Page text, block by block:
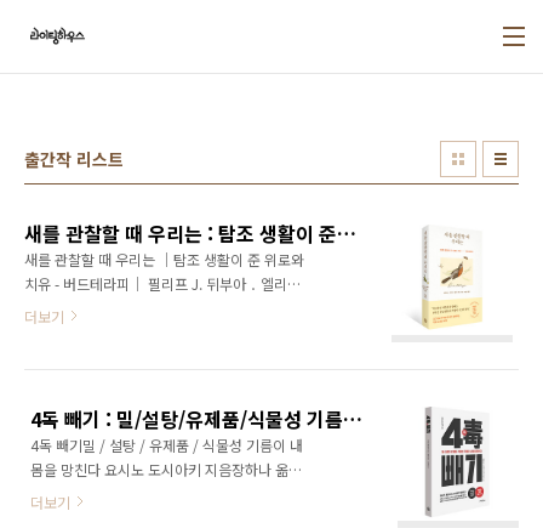
출간작 리스트
새를 관찰할 때 우리는 : 탐조 생활이 준 위로와 치유 - 버드테라피
새를 관찰할 때 우리는 ｜탐조 생활이 준 위로와
치유 - 버드테라피｜ 필리프 J. 뒤부아 ․ 엘리즈
루소 지음 ｜ 박효은 옮김 분야:인문 > 교양 펴낸
만 새소리를 들어도 8시간 동안 불안과 걱정이
누그러진다.” 조그맣고 무해한 존재가 알려주는
작고 소중한 행복 【 책 소개 】 프랑스 아마존
조류학 1위!『새들이 전하는 짧은 철학』 저자
더보기
4독 빼기 : 밀/설탕/유제품/식물성 기름이 내 몸을 망친다
4독 빼기밀 / 설탕 / 유제품 / 식물성 기름이 내
몸을 망친다 요시노 도시아키 지음장하나 옮김
│김기덕(가정의학과 전문의) 감수 분야: 건강 >
더보기